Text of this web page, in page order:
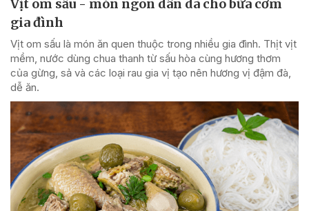
Vịt om sấu - món ngon dân dã cho bữa cơm
gia đình
Vịt om sấu là món ăn quen thuộc trong nhiều gia đình. Thịt vịt
mềm, nước dùng chua thanh từ sấu hòa cùng hương thơm
của gừng, sả và các loại rau gia vị tạo nên hương vị đậm đà,
dễ ăn.